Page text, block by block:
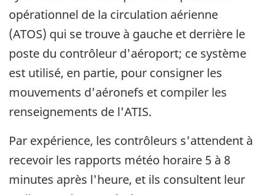
opérationnel de la circulation aérienne
(ATOS) qui se trouve à gauche et derrière le
poste du contrôleur d'aéroport; ce système
est utilisé, en partie, pour consigner les
mouvements d'aéronefs et compiler les
renseignements de l'ATIS.
Par expérience, les contrôleurs s'attendent à
recevoir les rapports météo horaire 5 à 8
minutes après l'heure, et ils consultent leur